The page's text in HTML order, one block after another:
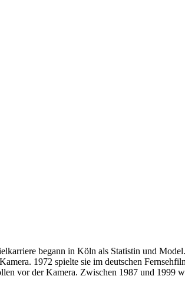
begann in Köln als Statistin und
1972 spielte sie im deutschen
vor der Kamera. Zwischen 1987 und 1999